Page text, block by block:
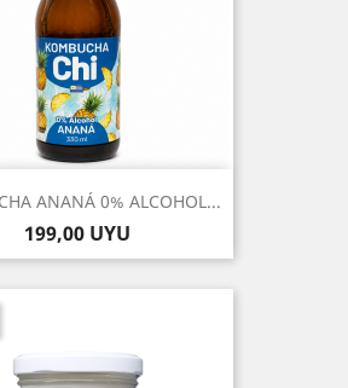
ANANÁ 0% ALCOHOL...
Precio
199,00 UYU